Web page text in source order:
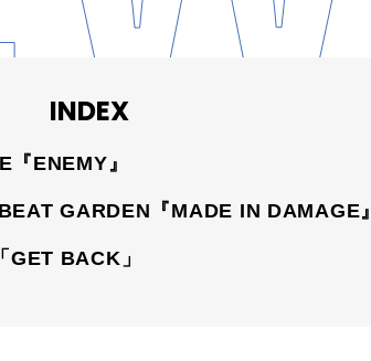
INDEX
『ENEMY』
GARDEN『MADE IN DAMAGE』
GET BACK」